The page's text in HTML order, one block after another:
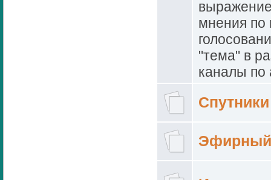
мнения по
"тема" в
каналы по
Спутники